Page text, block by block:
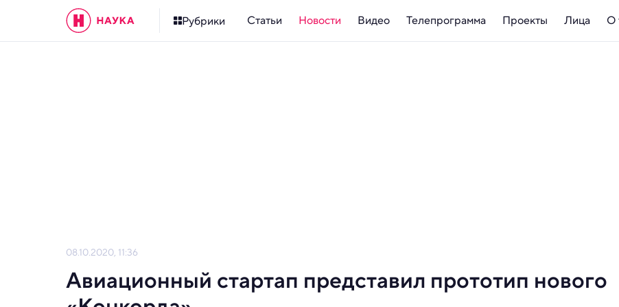
Рубрики Статьи Новости Видео Телепрограмма Проекты Лица О
08.10.2020, 11:36
Авиационный стартап представил прототип нового